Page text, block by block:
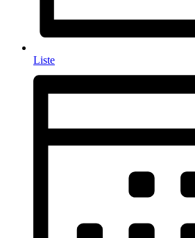
Liste